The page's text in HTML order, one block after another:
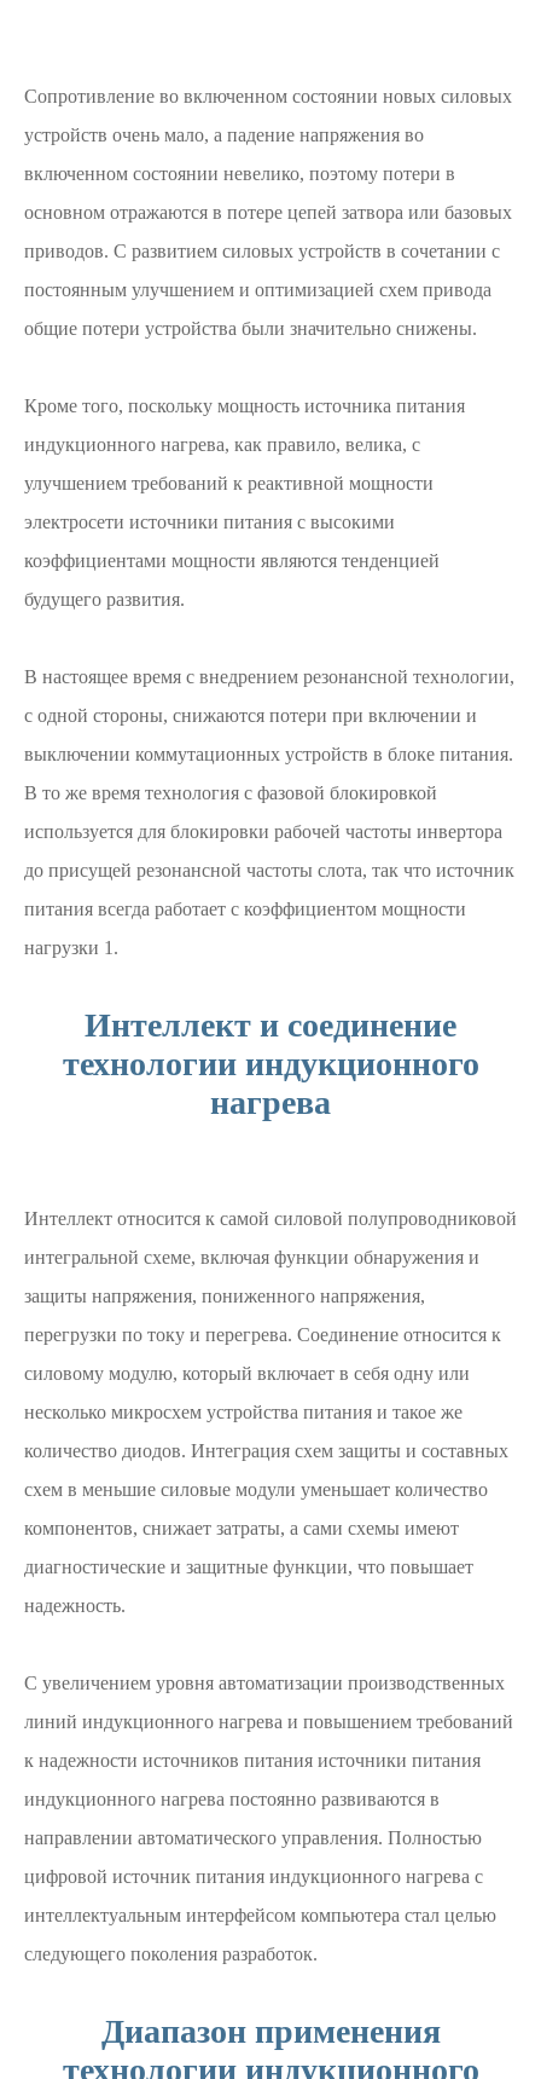
Сопротивление во включенном состоянии новых силовых
устройств очень мало, а падение напряжения во
включенном состоянии невелико, поэтому потери в
основном отражаются в потере цепей затвора или базовых
приводов. С развитием силовых устройств в сочетании с
постоянным улучшением и оптимизацией схем привода
общие потери устройства были значительно снижены.
Кроме того, поскольку мощность источника питания
индукционного нагрева, как правило, велика, с
улучшением требований к реактивной мощности
электросети источники питания с высокими
коэффициентами мощности являются тенденцией
будущего развития.
В настоящее время с внедрением резонансной технологии,
с одной стороны, снижаются потери при включении и
выключении коммутационных устройств в блоке питания.
В то же время технология с фазовой блокировкой
используется для блокировки рабочей частоты инвертора
до присущей резонансной частоты слота, так что источник
питания всегда работает с коэффициентом мощности
нагрузки 1.
Интеллект и соединение
технологии индукционного
нагрева
Интеллект относится к самой силовой полупроводниковой
интегральной схеме, включая функции обнаружения и
защиты напряжения, пониженного напряжения,
перегрузки по току и перегрева. Соединение относится к
силовому модулю, который включает в себя одну или
несколько микросхем устройства питания и такое же
количество диодов. Интеграция схем защиты и составных
схем в меньшие силовые модули уменьшает количество
компонентов, снижает затраты, а сами схемы имеют
диагностические и защитные функции, что повышает
надежность.
С увеличением уровня автоматизации производственных
линий индукционного нагрева и повышением требований
к надежности источников питания источники питания
индукционного нагрева постоянно развиваются в
направлении автоматического управления. Полностью
цифровой источник питания индукционного нагрева с
интеллектуальным интерфейсом компьютера стал целью
следующего поколения разработок.
Диапазон применения
технологии индукционного